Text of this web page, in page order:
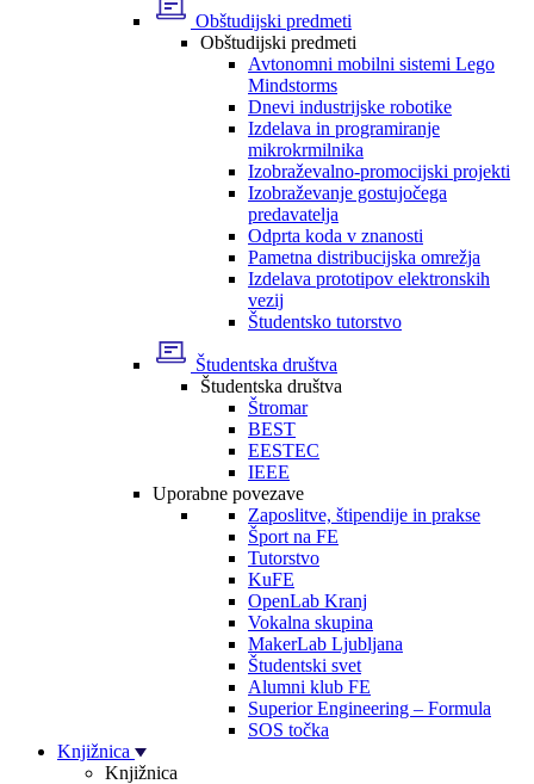
Obštudijski predmeti
Obštudijski predmeti
Avtonomni mobilni sistemi Lego
Mindstorms
Dnevi industrijske robotike
Izdelava in programiranje
mikrokrmilnika
Izobraževalno-promocijski projekti
Izobraževanje gostujočega
predavatelja
Odprta koda v znanosti
Pametna distribucijska omrežja
Izdelava prototipov elektronskih
vezij
Študentsko tutorstvo
Študentska društva
Študentska društva
Štromar
BEST
EESTEC
IEEE
Uporabne povezave
Zaposlitve, štipendije in prakse
Šport na FE
Tutorstvo
KuFE
OpenLab Kranj
Vokalna skupina
MakerLab Ljubljana
Študentski svet
Alumni klub FE
Superior Engineering – Formula
SOS točka
Knjižnica
Knjižnica